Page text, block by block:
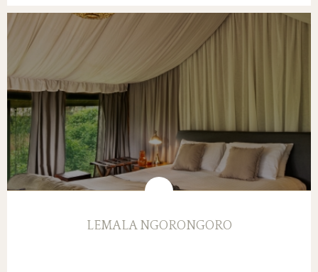
LEMALA NGORONGORO